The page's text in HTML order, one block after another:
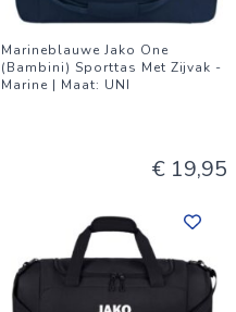
Marineblauwe Jako One
(Bambini) Sporttas Met Zijvak -
Marine | Maat: UNI
€ 19,95